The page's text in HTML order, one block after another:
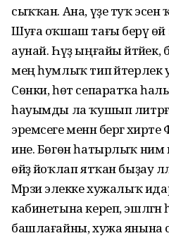
сыҡҡан. Ана, үҙе туҡ эсен
Шуға оҡшаш тағы берәү өй
аунай. Һүҙ ыңғайы әйтәйек,
мең һумлыҡ тип әйтерлек
Сөнки, һөт сепаратҡа
һауымды ла ҡушып
эремсеге менән бергә
ине. Бөгөн һатырлыҡ нимә
өйҙә йоҡлап ятҡан быҙау
Мәрзиә элекке хужалыҡ
кабинетына кереп,
башлағайны, хужа янына